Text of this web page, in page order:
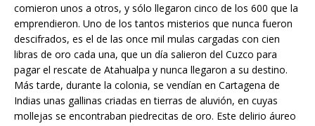
comieron unos a otros, y sólo llegaron cinco de los 600 que la
emprendieron. Uno de los tantos misterios que nunca fueron
descifrados, es el de las once mil mulas cargadas con cien
libras de oro cada una, que un día salieron del Cuzco para
pagar el rescate de Atahualpa y nunca llegaron a su destino.
Más tarde, durante la colonia, se vendían en Cartagena de
Indias unas gallinas criadas en tierras de aluvión, en cuyas
mollejas se encontraban piedrecitas de oro. Este delirio áureo